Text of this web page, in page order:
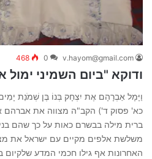
v.hayom@gmail.com
0
468
ודוקא "ביום השמיני
וַיָּמָל אַבְרָהָם אֶת יִצְחָק בְּנוֹ בֶּן שְׁמֹנַת
כא' פסוק ד') הקב"ה מצווה את אברהם
ברית מילה בבשרם כאות על כך שהם
משלשת אלפים מקיים עם ישראל את
האחרונות אף גילו חכמי המדע שלקיום